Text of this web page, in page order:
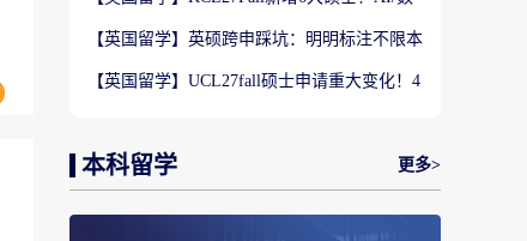
【英国留学】英硕跨申踩坑：明明标注不限本
【英国留学】UCL27fall硕士申请重大变化！4
本科留学 更多>